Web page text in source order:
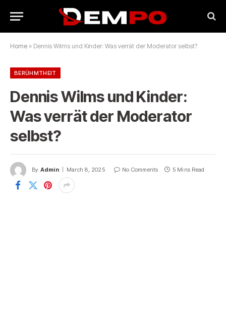
Home » Dennis Wilms und Kinder: Was verrät der Moderator selbst?
BERÜHMTHEIT
Dennis Wilms und Kinder:
Was verrät der Moderator
selbst?
By Admin March 8, 2025 No Comments 5 Mins Read